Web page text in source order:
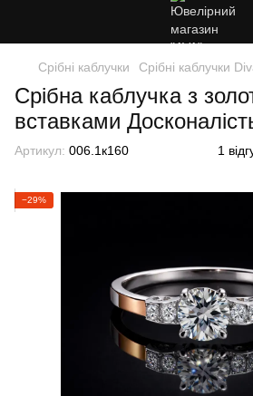
Срібні каблучки Срібні каблучки
Срібна каблучка з
вставками
Артикул: 006.1к160 1
−29%